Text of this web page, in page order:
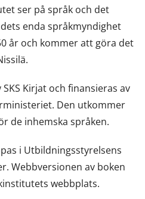
ser på språk och det
enda språkmyndighet
år och kommer att göra det
Kirjat och finansieras av
Den utkommer
de inhemska språken.
i Utbildningsstyrelsens
Webbversionen av boken
webbplats.